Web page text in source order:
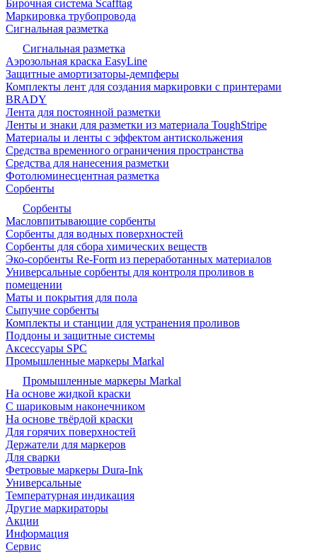
Бирочная система Scafftag
Маркировка трубопровода
Сигнальная разметка
Сигнальная разметка
Аэрозольная краска EasyLine
Защитные амортизаторы-демпферы
Комплекты лент для создания маркировки с принтерами
BRADY
Лента для постоянной разметки
Ленты и знаки для разметки из материала ToughStripe
Материалы и ленты с эффектом антискольжения
Средства временного ограничения пространства
Средства для нанесения разметки
Фотолюминесцентная разметка
Сорбенты
Сорбенты
Масловпитывающие сорбенты
Сорбенты для водных поверхностей
Сорбенты для сбора химических веществ
Эко-сорбенты Re-Form из переработанных материалов
Универсальные сорбенты для контроля проливов в
помещении
Маты и покрытия для пола
Сыпучие сорбенты
Комплекты и станции для устранения проливов
Поддоны и защитные системы
Аксессуары SPC
Промышленные маркеры Markal
Промышленные маркеры Markal
На основе жидкой краски
С шариковым наконечником
На основе твёрдой краски
Для горячих поверхностей
Держатели для маркеров
Для сварки
Фетровые маркеры Dura-Ink
Универсальные
Температурная индикация
Другие маркираторы
Акции
Информация
Сервис